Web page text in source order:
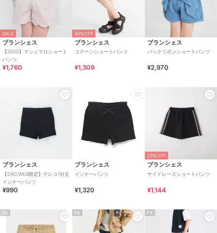
SALE
ブランシェス
【26SS】マシュマロショート
パンツ
¥1,760
30%OFF
ブランシェス
コクーンショートパンツ
¥1,309
ブランシェス
バックリボンショートパンツ
¥2,970
ブランシェス
【DRC/WEB限定】テレコ1分丈
インナーパンツ
¥990
ブランシェス
インナーパンツ
¥1,320
20%OFF
ブランシェス
サイドレースショートパンツ
¥1,144
PR PR PR